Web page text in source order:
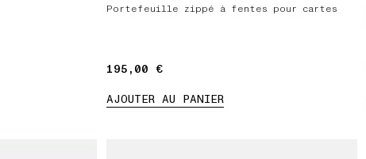
Portefeuille zippé à fentes pour cartes
195,00 €
195,00 €
AJOUTER AU PANIER